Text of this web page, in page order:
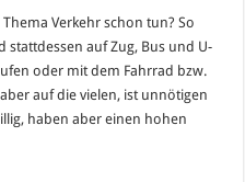
Verkehr schon tun? So
auf Zug, Bus und U-
oder mit dem Fahrrad bzw.
auf die vielen, ist unnötigen
haben aber einen hohen